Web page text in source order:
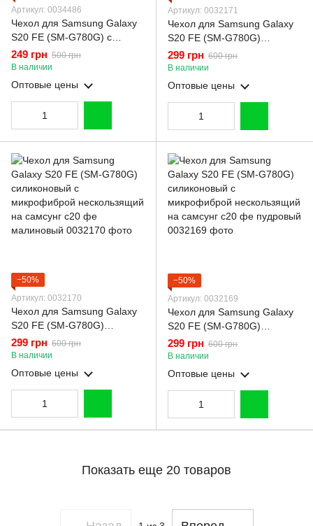
Артикул: 0034486
Чехол для Samsung Galaxy
S20 FE (SM-G780G) с
линзами на камере с
MagSafe на самсунг с20 фе
сиреневый
249 грн 500 грн
В наличии
Оптовые цены
Артикул: 0032171
Чехол для Samsung Galaxy
S20 FE (SM-G780G)
силиконовый с
микрофиброй нескользящий
на самсунг с20 фе
сиреневый
299 грн 600 грн
В наличии
Оптовые цены
−50%
Артикул: 0032170
Чехол для Samsung Galaxy
S20 FE (SM-G780G)
силиконовый с
микрофиброй нескользящий
на самсунг с20 фе
малиновый
299 грн 600 грн
В наличии
Оптовые цены
−50%
Артикул: 0032169
Чехол для Samsung Galaxy
S20 FE (SM-G780G)
силиконовый с
микрофиброй нескользящий
на самсунг с20 фе пудровый
299 грн 600 грн
В наличии
Оптовые цены
Показать еще 20 товаров